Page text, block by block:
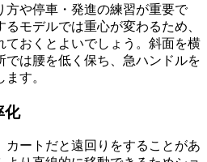
方や停車・発進の練習が重要で
モデルでは重心が変わるため、
ておくとよいでしょう。斜面を横
では腰を低く保ち、急ハンドルを
す。
化
カートだと遠回りをすることがあ